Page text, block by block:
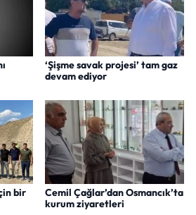
‘Şişme savak projesi’ tam gaz
devam ediyor
bir
Cemil Çağlar’dan Osmancık’ta
kurum ziyaretleri